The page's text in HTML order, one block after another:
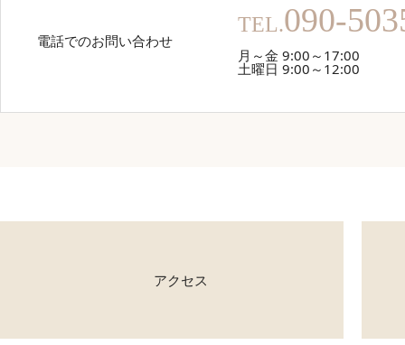
電話でのお問い合わせ
TEL.090-
月～金 9:00～17:00
土曜日 9:00～12:00
アクセス